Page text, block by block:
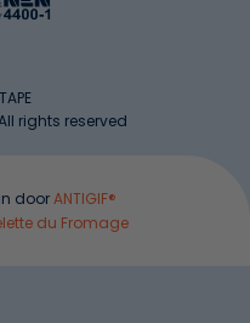
rights reserved
doorANTIGIF®
du Fromage